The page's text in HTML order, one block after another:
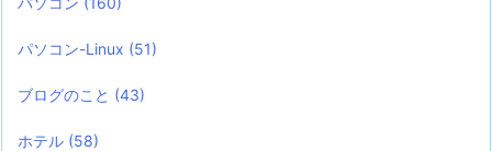
パソコン-Linux (51)
ブログのこと (43)
ホテル (58)